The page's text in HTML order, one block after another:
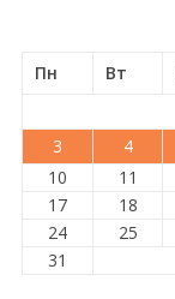
Пн
Вт
3
4
10
11
17
18
24
25
31